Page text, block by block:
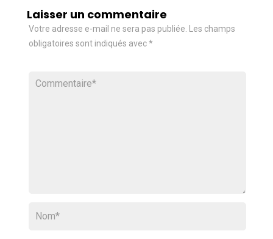
Laisser un commentaire
Votre adresse e-mail ne sera pas publiée.
Les champs
obligatoires sont indiqués avec*